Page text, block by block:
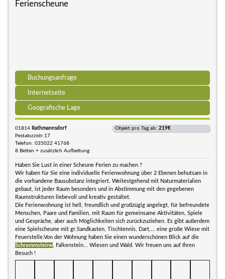
Ferienscheune
Buchungsanfrage
Internetseite
Geografische Lage
01814 Rathmannsdorf
Pestalozzistr.17
Telefon: 035022 41768
8 Betten + zusätzlich Aufbettung
Objekt pro Tag ab: 219€
Haben Sie Lust in einer Scheune Ferien zu machen ?
Wir haben für Sie eine individuelle Ferienwohnung über 2 Ebenen behutsam in
die vorhandene Bausubstanz integriert. Weitestgehend mit Naturmaterialien
gebaut, ist jeder Raum besonders und in Abstimmung mit den gegebenen
Raumstrukturen liebevoll und kreativ gestaltet.
Die Ferienwohnung ist hell, freundlich und großzügig angelegt, für befreundete
Menschen, Paare und Familien, mit Raum für gemeinsame Aktivitäten, Spiele
und Gespräche, aber auch Möglichkeiten sich zurückzuziehen. Es gibt außerdem
eine Spielscheune mit gr.Sandkasten, Tischtennis, Dart,... eine große Wiese mit
Feuerstelle.Von der Wohnung haben Sie einen wunderschönen Blick auf die
Schrammsteine , Falkenstein... Wiesen und Wald. Wir freuen uns auf Ihren
Besuch !